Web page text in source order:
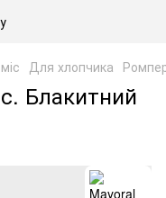
Для хлопчика
Блакитний